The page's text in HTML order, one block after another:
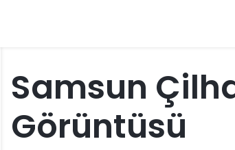
Samsun
Görüntüsü